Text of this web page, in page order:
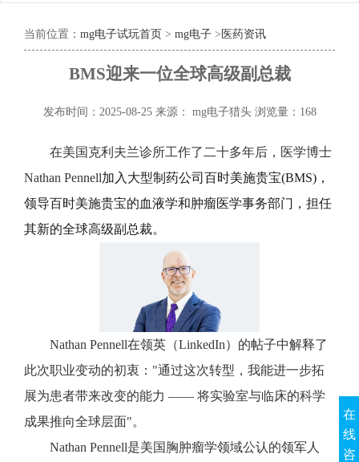
当前位置： mg电子试玩首页 > mg电子 > 医药资讯
BMS迎来一位全球高级副总裁
发布时间：2025-08-25 来源： mg电子猎头 浏览量：168
在美国克利夫兰诊所工作了二十多年后，医学博士
Nathan Pennell加入大型制药公司百时美施贵宝(BMS)，
领导百时美施贵宝的血液学和肿瘤医学事务部门，担任
其新的全球高级副总裁。
Nathan Pennell在领英（LinkedIn）的帖子中解释了
此次职业变动的初衷："通过这次转型，我能进一步拓
展为患者带来改变的能力 —— 将实验室与临床的科学
成果推向全球层面"。
Nathan Pennell是美国胸肿瘤学领域公认的领军人
在
线
咨